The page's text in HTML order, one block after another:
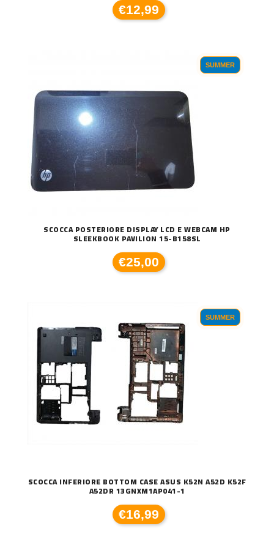
€12,99
SUMMER
SCOCCA POSTERIORE DISPLAY LCD E WEBCAM HP
SLEEKBOOK PAVILION 15-B158SL
€25,00
SUMMER
SCOCCA INFERIORE BOTTOM CASE ASUS K52N A52D K52F
A52DR 13GNXM1AP041-1
€16,99